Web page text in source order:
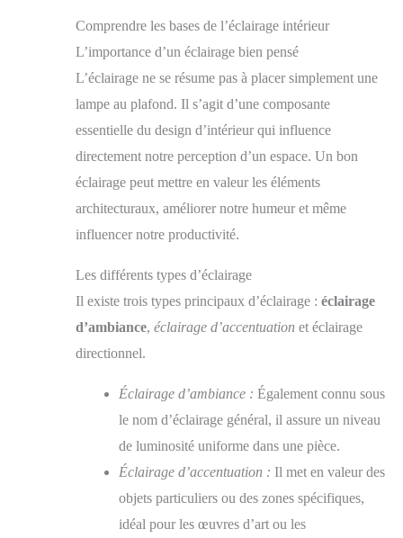
Comprendre les bases de l’éclairage intérieur
L’importance d’un éclairage bien pensé
L’éclairage ne se résume pas à placer simplement une
lampe au plafond. Il s’agit d’une composante
essentielle du design d’intérieur qui influence
directement notre perception d’un espace. Un bon
éclairage peut mettre en valeur les éléments
architecturaux, améliorer notre humeur et même
influencer notre productivité.
Les différents types d’éclairage
Il existe trois types principaux d’éclairage : éclairage
d’ambiance, éclairage d’accentuation et éclairage
directionnel.
Éclairage d’ambiance : Également connu sous
le nom d’éclairage général, il assure un niveau
de luminosité uniforme dans une pièce.
Éclairage d’accentuation : Il met en valeur des
objets particuliers ou des zones spécifiques,
idéal pour les œuvres d’art ou les